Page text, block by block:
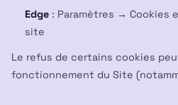
Edge : Paramètres → Cookies
site
Le refus de certains cookies
fonctionnement du Site